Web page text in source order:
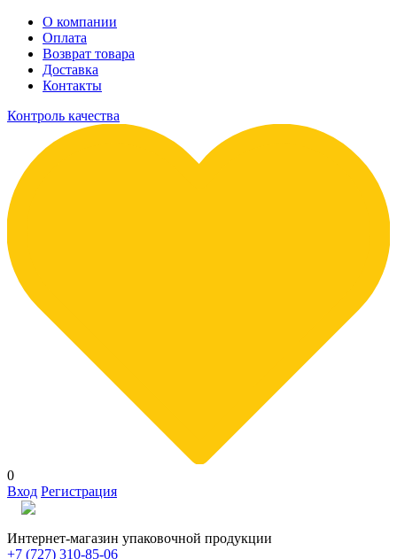
О компании
Оплата
Возврат товара
Доставка
Контакты
Контроль качества
0
Вход Регистрация
Интернет-магазин упаковочной продукции
+7 (727) 310-85-06